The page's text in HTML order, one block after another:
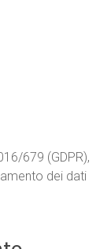
679 (GDPR),
dei dati